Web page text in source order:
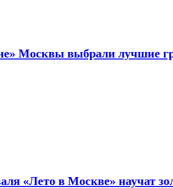
Москвы выбрали лучшие
«Лето в Москве» научат